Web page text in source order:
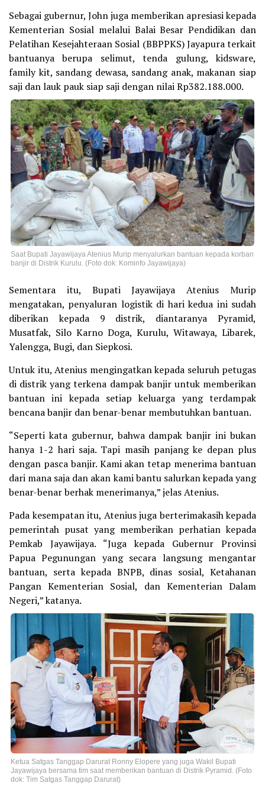
Sebagai gubernur, John juga memberikan apresiasi kepada
Kementerian Sosial melalui Balai Besar Pendidikan dan
Pelatihan Kesejahteraan Sosial (BBPPKS) Jayapura terkait
bantuanya berupa selimut, tenda gulung, kidsware,
family kit, sandang dewasa, sandang anak, makanan siap
saji dan lauk pauk siap saji dengan nilai Rp382.188.000.
Saat Bupati Jayawijaya Atenius Murip menyalurkan bantuan kepada korban
banjir di Distrik Kurulu. (Foto dok: Kominfo Jayawijaya)
Sementara itu, Bupati Jayawijaya Atenius Murip
mengatakan, penyaluran logistik di hari kedua ini sudah
diberikan kepada 9 distrik, diantaranya Pyramid,
Musatfak, Silo Karno Doga, Kurulu, Witawaya, Libarek,
Yalengga, Bugi, dan Siepkosi.
Untuk itu, Atenius mengingatkan kepada seluruh petugas
di distrik yang terkena dampak banjir untuk memberikan
bantuan ini kepada setiap keluarga yang terdampak
bencana banjir dan benar-benar membutuhkan bantuan.
“Seperti kata gubernur, bahwa dampak banjir ini bukan
hanya 1-2 hari saja. Tapi masih panjang ke depan plus
dengan pasca banjir. Kami akan tetap menerima bantuan
dari mana saja dan akan kami bantu salurkan kepada yang
benar-benar berhak menerimanya,” jelas Atenius.
Pada kesempatan itu, Atenius juga berterimakasih kepada
pemerintah pusat yang memberikan perhatian kepada
Pemkab Jayawijaya. “Juga kepada Gubernur Provinsi
Papua Pegunungan yang secara langsung mengantar
bantuan, serta kepada BNPB, dinas sosial, Ketahanan
Pangan Kementerian Sosial, dan Kementerian Dalam
Negeri,” katanya.
Ketua Satgas Tanggap Darurat Ronny Elopere yang juga Wakil Bupati
Jayawijaya bersama tim saat memberikan bantuan di Distrik Pyramid. (Foto
dok: Tim Satgas Tanggap Darurat)